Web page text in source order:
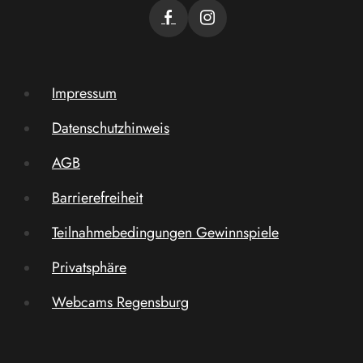
Impressum
Datenschutzhinweis
AGB
Barrierefreiheit
Teilnahmebedingungen Gewinnspiele
Privatsphäre
Webcams Regensburg